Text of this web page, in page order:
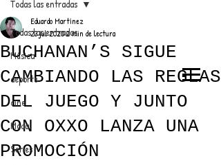
EL TRENDY TOP
CON EDDY MARTINEZ
Todas las entradas
Música
deporte
cine
Moda
Series
Todas las entradas
BUCHANAN’S SIGUE
CAMBIANDO LAS REGLAS
DEL JUEGO Y JUNTO
CON OXXO LANZA UNA
PROMOCIÓN
Eduardo Martínez
23 jul 20202 min de lectura